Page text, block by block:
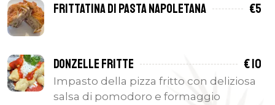
Frittatina di pasta Napoletana €5
Donzelle fritte € 10
Impasto della pizza fritto con deliziosa
salsa di pomodoro e formaggio